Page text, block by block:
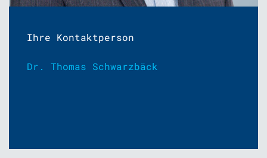
Ihre Kontaktperson
Dr. Thomas Schwarzbäck